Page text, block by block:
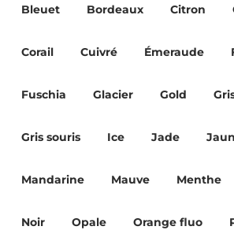
Bleuet Bordeaux Citron
Corail Cuivré Émeraude
Fuschia Glacier Gold
Gris souris Ice Jade
Mandarine Mauve Menthe
Noir Opale Orange fluo